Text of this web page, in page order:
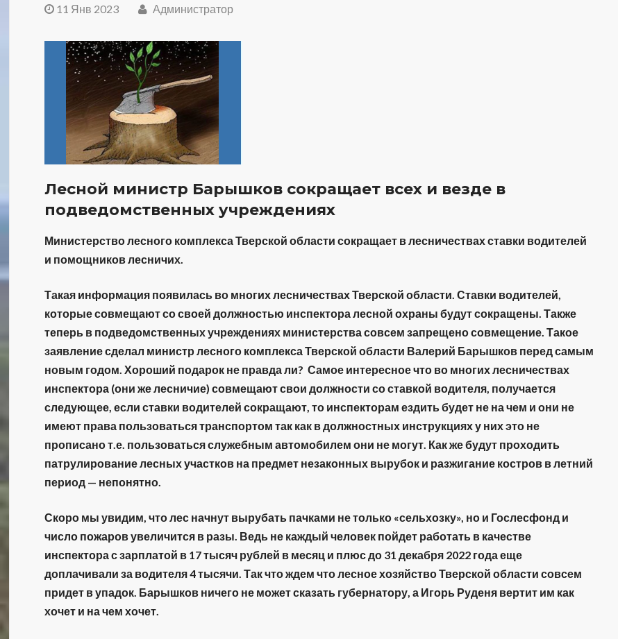
11 Янв 2023 Администратор
Лесной министр Барышков сокращает всех и везде в
подведомственных учреждениях
Министерство лесного комплекса Тверской области сокращает в лесничествах ставки водителей
и помощников лесничих.
Такая информация появилась во многих лесничествах Тверской области. Ставки водителей,
которые совмещают со своей должностью инспектора лесной охраны будут сокращены. Также
теперь в подведомственных учреждениях министерства совсем запрещено совмещение. Такое
заявление сделал министр лесного комплекса Тверской области Валерий Барышков перед самым
новым годом. Хороший подарок не правда ли? Самое интересное что во многих лесничествах
инспектора (они же лесничие) совмещают свои должности со ставкой водителя, получается
следующее, если ставки водителей сокращают, то инспекторам ездить будет не на чем и они не
имеют права пользоваться транспортом так как в должностных инструкциях у них это не
прописано т.е. пользоваться служебным автомобилем они не могут. Как же будут проходить
патрулирование лесных участков на предмет незаконных вырубок и разжигание костров в летний
период — непонятно.
Скоро мы увидим, что лес начнут вырубать пачками не только «сельхозку», но и Гослесфонд и
число пожаров увеличится в разы. Ведь не каждый человек пойдет работать в качестве
инспектора с зарплатой в 17 тысяч рублей в месяц и плюс до 31 декабря 2022 года еще
доплачивали за водителя 4 тысячи. Так что ждем что лесное хозяйство Тверской области совсем
придет в упадок. Барышков ничего не может сказать губернатору, а Игорь Руденя вертит им как
хочет и на чем хочет.